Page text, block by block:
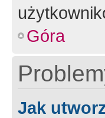
Góra
Jak